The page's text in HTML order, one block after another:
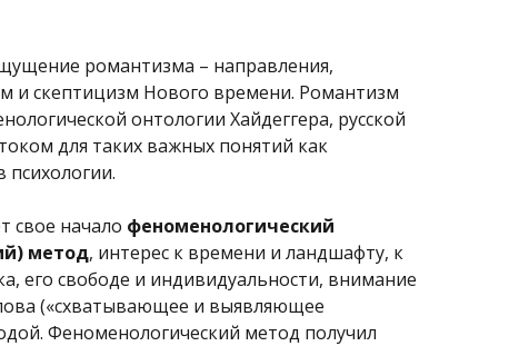
романтизма – направления,
и скептицизм Нового времени. Романтизм
онтологии Хайдеггера, русской
для таких важных понятий как
психологии.
свое начало феноменологический
метод, интерес к времени и ландшафту, к
его свободе и индивидуальности, внимание
(«схватывающее и выявляющее
Феноменологический метод получил